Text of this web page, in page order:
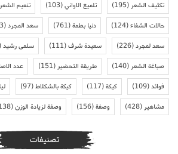
تكثيف الشعر(195) تلميع الاواني(103) تنعيم الشعر
حالات الشفاء(124) دنيا بطمة(761) سعد المجرد(113)
سعد لمجرد(226) سعيدة شرف(111) سلمى رشيد(167)
صباغة الشعر(140) طريقة التحضير(151) عدد
فوائد(109) كيكة(117) كيكة بالشكلاط(97)
مشاهير(428) وصفة(156) وصفة لزيادة الوزن(138)
تصنيفات